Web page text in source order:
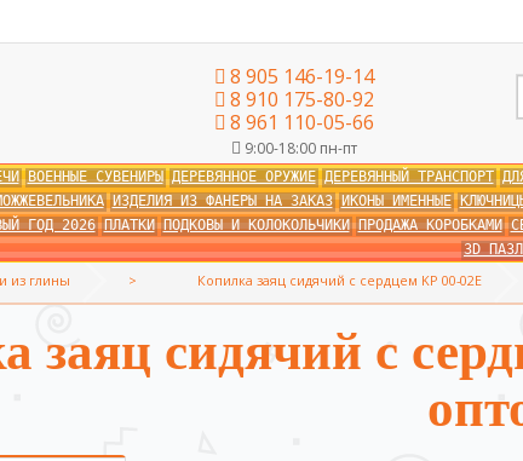
8 905 146-19-14
8 910 175-80-92
8 961 110-05-66
9:00-18:00 пн-пт
ВОЕННЫЕ СУВЕНИРЫ ДЕРЕВЯННОЕ ОРУЖИЕ ДЕРЕВЯННЫЙ ТРАНСПОРТ
ИЗДЕЛИЯ ИЗ ФАНЕРЫ НА ЗАКАЗ ИКОНЫ ИМЕННЫЕ
ГОД 2026 ПЛАТКИ ПОДКОВЫ И КОЛОКОЛЬЧИКИ ПРОДАЖА КОРОБКАМИ
3D
из глины Копилка заяц сидячий с сердцем KР 00-02E
заяц сидячий с